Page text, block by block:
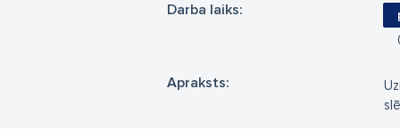
Darba laiks:
Apraksts: